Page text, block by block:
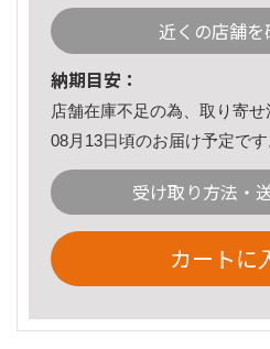
近くの店舗を
納期目安：
店舗在庫不足の為、取り寄せ
08月13日頃のお届け予定です
受け取り方法・
カートに